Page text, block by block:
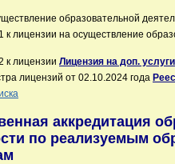
образовательной
лицензии на осуществление
лицензии Лицензия на доп. услуги
лицензий от 02.10.2024 года
аккредитация
по реализуемым